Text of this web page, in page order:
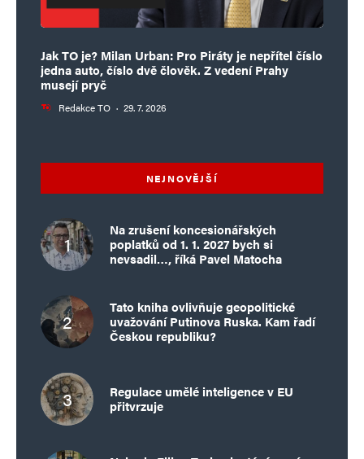
Jak TO je? Milan Urban: Pro Piráty je nepřítel číslo
jedna auto, číslo dvě člověk. Z vedení Prahy
musejí pryč
Redakce TO · 29. 7. 2026
NEJNOVĚJŠÍ
Na zrušení koncesionářských
poplatků od 1. 1. 2027 bych si
nevsadil…, říká Pavel Matocha
Tato kniha ovlivňuje geopolitické
uvažování Putinova Ruska. Kam řadí
Českou republiku?
Regulace umělé inteligence v EU
přitvrzuje